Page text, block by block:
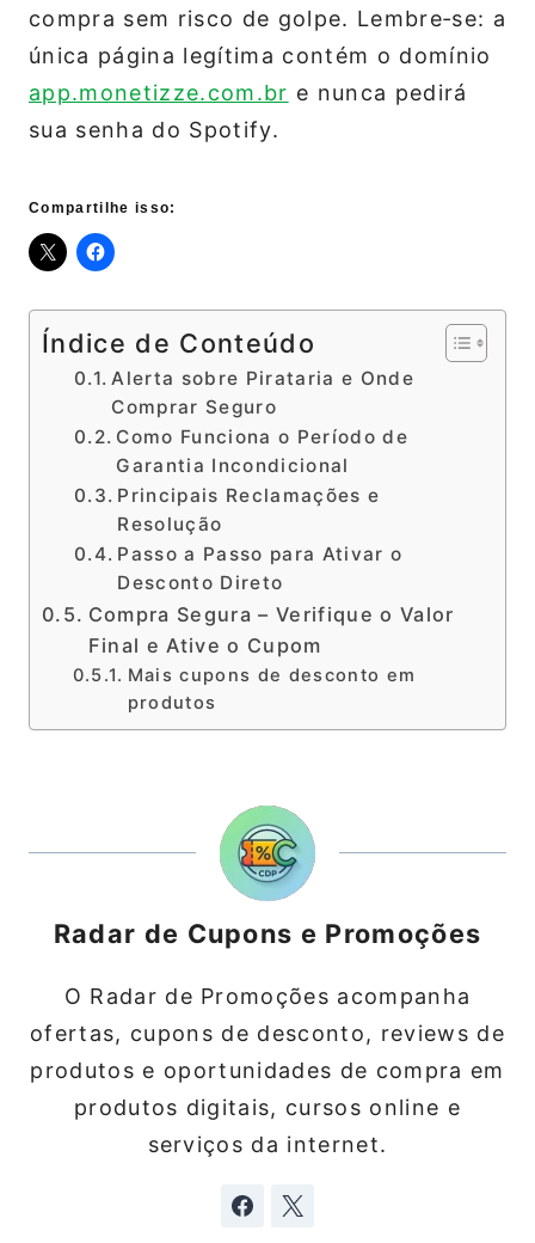
compra sem risco de golpe. Lembre‑se: a
única página legítima contém o domínio
app.monetizze.com.br e nunca pedirá
sua senha do Spotify.
Compartilhe isso:
Índice de Conteúdo
Alerta sobre Pirataria e Onde
Comprar Seguro
Como Funciona o Período de
Garantia Incondicional
Principais Reclamações e
Resolução
Passo a Passo para Ativar o
Desconto Direto
Compra Segura – Verifique o Valor
Final e Ative o Cupom
Mais cupons de desconto em
produtos
Radar de Cupons e Promoções
O Radar de Promoções acompanha
ofertas, cupons de desconto, reviews de
produtos e oportunidades de compra em
produtos digitais, cursos online e
serviços da internet.